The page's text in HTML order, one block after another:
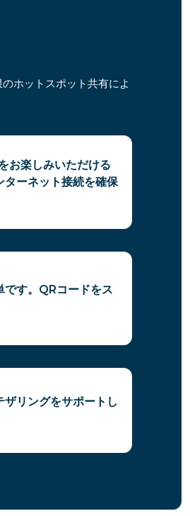
ホットスポット共有によ
お楽しみいただける
ターネット接続を確保
す。QRコードをス
リングをサポートし